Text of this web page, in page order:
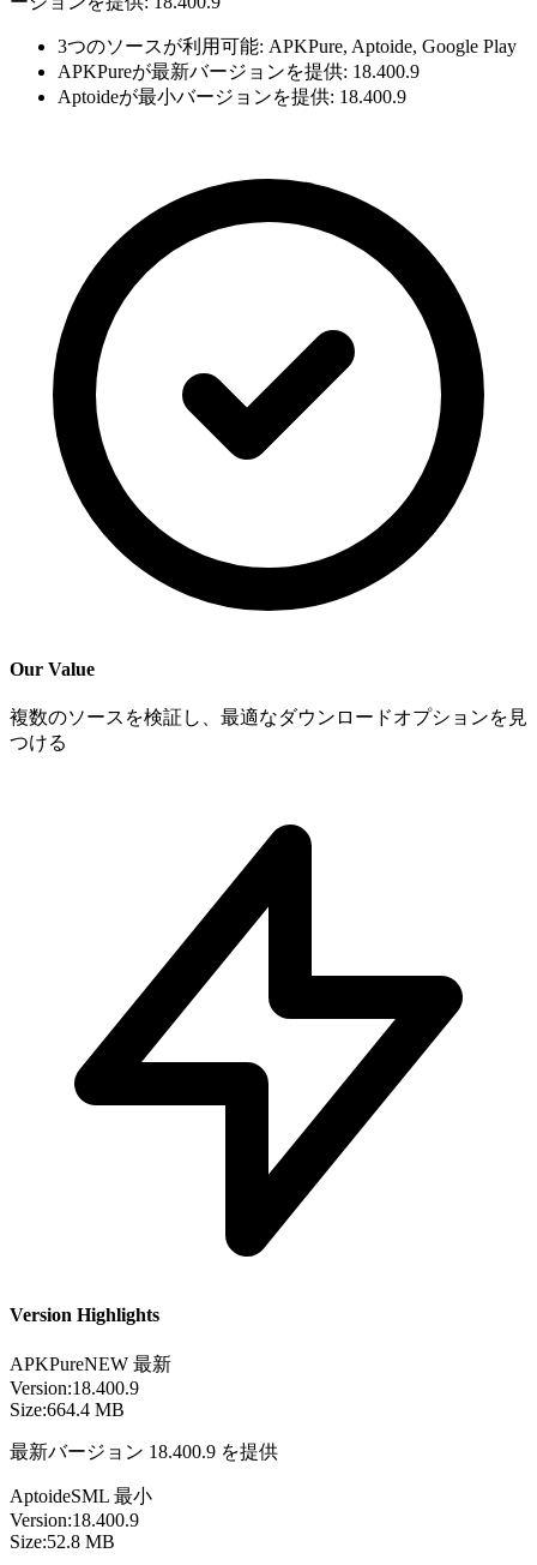
3つのソースが利用可能: APKPure, Aptoide, Google Play
APKPureが最新バージョンを提供: 18.400.9
Aptoideが最小バージョンを提供: 18.400.9
Our Value
複数のソースを検証し、最適なダウンロードオプションを見
つける
Version Highlights
APKPureNEW 最新
Version:18.400.9
Size:664.4 MB
最新バージョン 18.400.9 を提供
AptoideSML 最小
Version:18.400.9
Size:52.8 MB